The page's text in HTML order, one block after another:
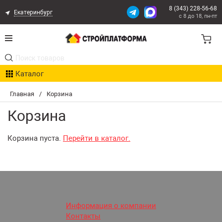
Главная / Корзина
Корзина
Корзина пуста. Перейти в каталог.
Екатеринбург
8 (343) 228-56-68
с 8 до 18, пн-пт
Каталог
Акции
Расчет доставки
Организациям
Оплата и ДоставкаИнформация о компании
Контакты